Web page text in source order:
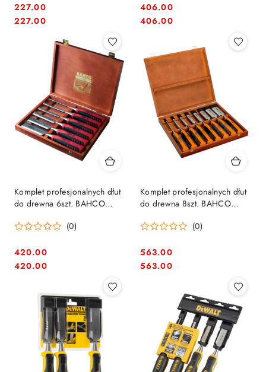
Cena:
227.00
Cena:
227.00 Cena:
406.00
Cena:
406.00
Komplet profesjonalnych dłut
do drewna 6szt. BAHCO
(0)
Cena:
420.00
Cena:
420.00
Komplet profesjonalnych dłut
do drewna 8szt. BAHCO
(0)
Cena:
563.00
Cena:
563.00